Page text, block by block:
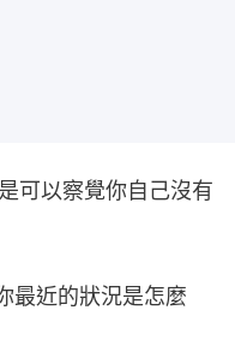
可以察覺你自己沒有
最近的狀況是怎麼